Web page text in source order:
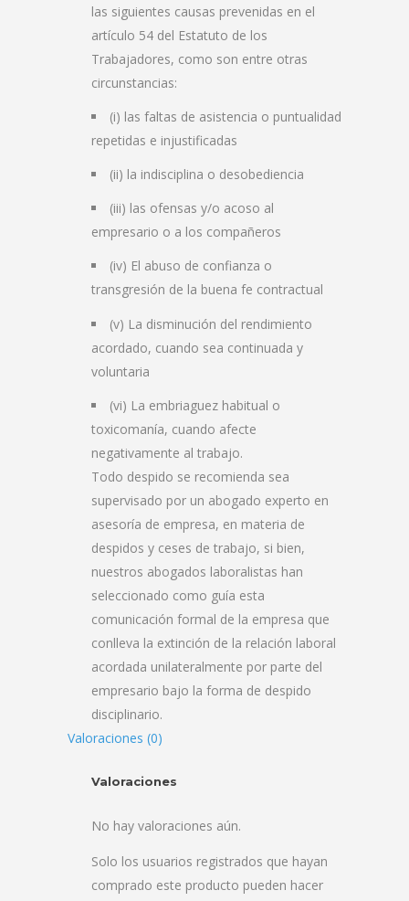
las siguientes causas prevenidas en el
artículo 54 del Estatuto de los
Trabajadores, como son entre otras
circunstancias:
(i) las faltas de asistencia o puntualidad
repetidas e injustificadas
(ii) la indisciplina o desobediencia
(iii) las ofensas y/o acoso al
empresario o a los compañeros
(iv) El abuso de confianza o
transgresión de la buena fe contractual
(v) La disminución del rendimiento
acordado, cuando sea continuada y
voluntaria
(vi) La embriaguez habitual o
toxicomanía, cuando afecte
negativamente al trabajo.
Todo despido se recomienda sea
supervisado por un abogado experto en
asesoría de empresa, en materia de
despidos y ceses de trabajo, si bien,
nuestros abogados laboralistas han
seleccionado como guía esta
comunicación formal de la empresa que
conlleva la extinción de la relación laboral
acordada unilateralmente por parte del
empresario bajo la forma de despido
disciplinario.
Valoraciones (0)
Valoraciones
No hay valoraciones aún.
Solo los usuarios registrados que hayan
comprado este producto pueden hacer